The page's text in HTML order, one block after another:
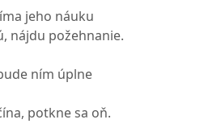
jeho náuku
nájdu požehnanie.
ním úplne
potkne sa oň.